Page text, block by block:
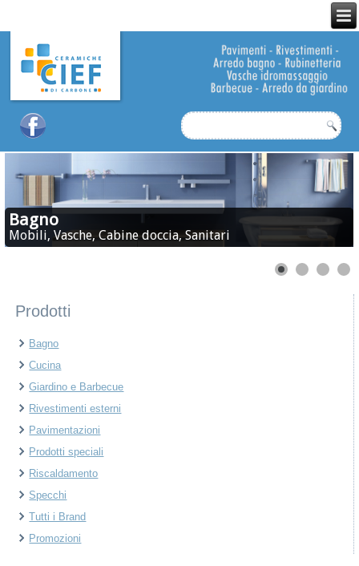
Bagno
Mobili, Vasche, Cabine doccia, Sanitari
Prodotti
Bagno
Cucina
Giardino e Barbecue
Rivestimenti esterni
Pavimentazioni
Prodotti speciali
Riscaldamento
Specchi
Tutti i Brand
Promozioni